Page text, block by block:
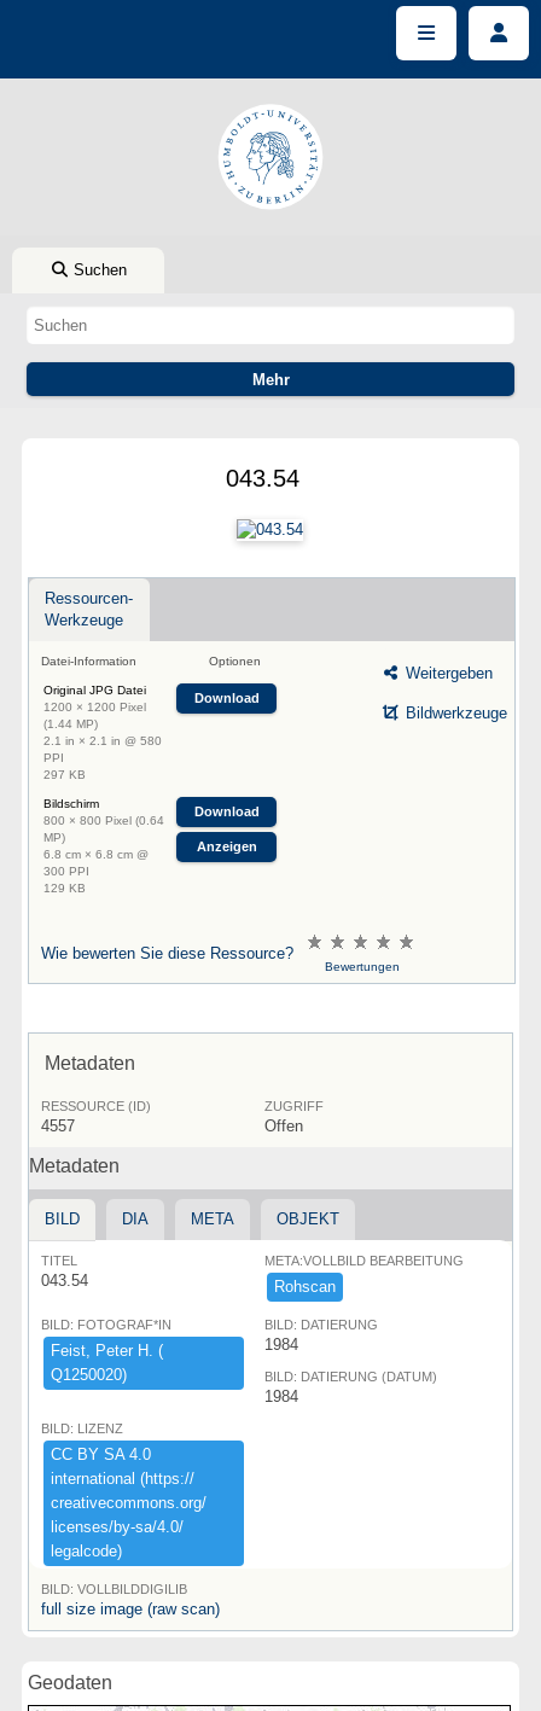
Suchen
043.54
Ressourcen-
Werkzeuge
Datei-Information Optionen
Original JPG Datei
1200 × 1200 Pixel
(1.44 MP)
2.1 in × 2.1 in @ 580
PPI
297 KB
Download
Bildschirm
800 × 800 Pixel (0.64
MP)
6.8 cm × 6.8 cm @
300 PPI
129 KB
Download
Anzeigen
Weitergeben
Bildwerkzeuge
Wie bewerten Sie diese Ressource?
Bewertungen
Metadaten
RESSOURCE (ID)
4557
ZUGRIFF
Offen
Metadaten
BILD DIA META OBJEKT
TITEL
043.54
META:VOLLBILD BEARBEITUNG
Rohscan
BILD: FOTOGRAF*IN
Feist,​ ​Peter ​H.​ ​(​
Q1250020)​
BILD: DATIERUNG
1984
BILD: DATIERUNG (DATUM)
1984
BILD: LIZENZ
CC ​BY ​SA ​4.​0 ​
international ​(​https:​/​/​
creativecommons.​org/​
licenses/​by-​sa/​4.​0/​
legalcode)​
BILD: VOLLBILDDIGILIB
full size image (raw scan)
Geodaten